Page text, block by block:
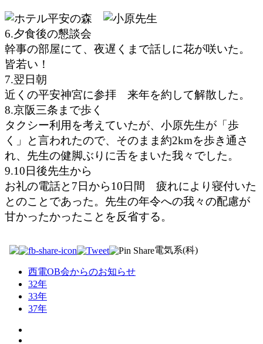
6.夕食後の懇談会
幹事の部屋にて、夜遅くまで話しに花が咲いた。
皆若い！
7.翌日朝
近くの平安神宮に参拝 来年を約して解散した。
8.京阪三条まで歩く
タクシー利用を考えていたが、小原先生が「歩
く」と言われたので、そのまま約2kmを歩き通さ
れ、先生の健脚ぶりに舌をまいた我々でした。
9.10日後先生から
お礼の電話と7日から10日間 疲れにより寝付いた
とのことであった。先生の年令への我々の配慮が
甘かったかったことを反省する。
電気系(科)
西電OB会からのお知らせ
32年
33年
37年